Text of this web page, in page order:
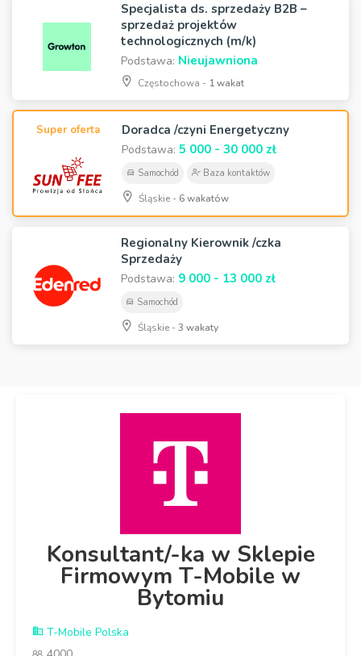
Specjalista ds. sprzedaży B2B –
sprzedaż projektów
technologicznych (m/k)
Podstawa: Nieujawniona
Częstochowa - 1 wakat
Super oferta Doradca /czyni Energetyczny
Podstawa: 5 000 - 30 000 zł
Samochód Baza kontaktów
Śląskie - 6 wakatów
Regionalny Kierownik /czka
Sprzedaży
Podstawa: 9 000 - 13 000 zł
Samochód
Śląskie -3 wakaty
Konsultant/-ka w Sklepie
Firmowym T-Mobile w
Bytomiu
T-Mobile Polska